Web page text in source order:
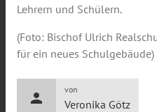
Lehrern und Schülern.
(Foto: Bischof Ulrich
für ein neues Schulgebäude)
person
von
Veronika Götz